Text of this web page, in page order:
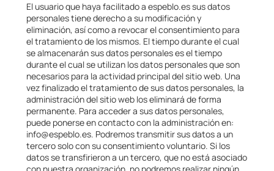
El usuario que haya facilitado a espeblo.es sus datos
personales tiene derecho a su modificación y
eliminación, así como a revocar el consentimiento para
el tratamiento de los mismos. El tiempo durante el cual
se almacenarán sus datos personales es el tiempo
durante el cual se utilizan los datos personales que son
necesarios para la actividad principal del sitio web. Una
vez finalizado el tratamiento de sus datos personales, la
administración del sitio web los eliminará de forma
permanente. Para acceder a sus datos personales,
puede ponerse en contacto con la administración en:
info@espeblo.es. Podremos transmitir sus datos a un
tercero solo con su consentimiento voluntario. Si los
datos se transfirieron a un tercero, que no está asociado